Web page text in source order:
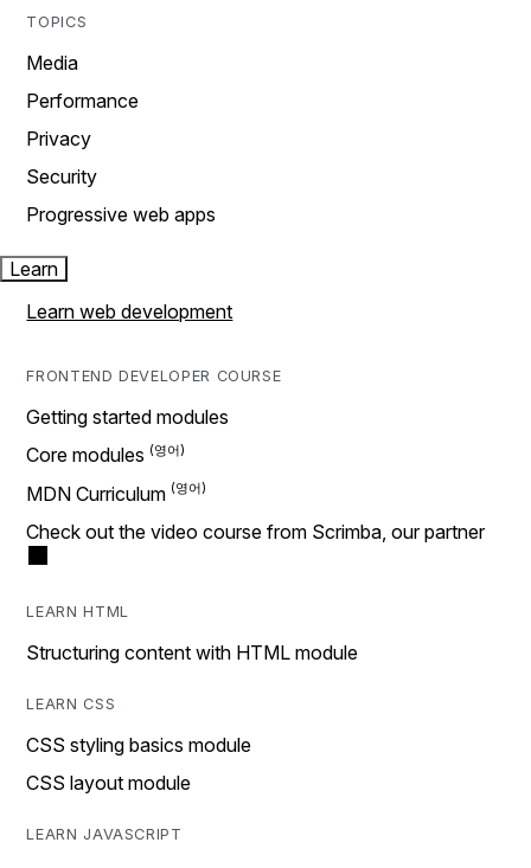
TOPICS
Media
Performance
Privacy
Security
Progressive web apps
Learn
Learn web development
FRONTEND DEVELOPER COURSE
Getting started modules
Core modules
MDN Curriculum
Check out the video course from Scrimba, our partner
LEARN HTML
Structuring content with HTML module
LEARN CSS
CSS styling basics module
CSS layout module
LEARN JAVASCRIPT